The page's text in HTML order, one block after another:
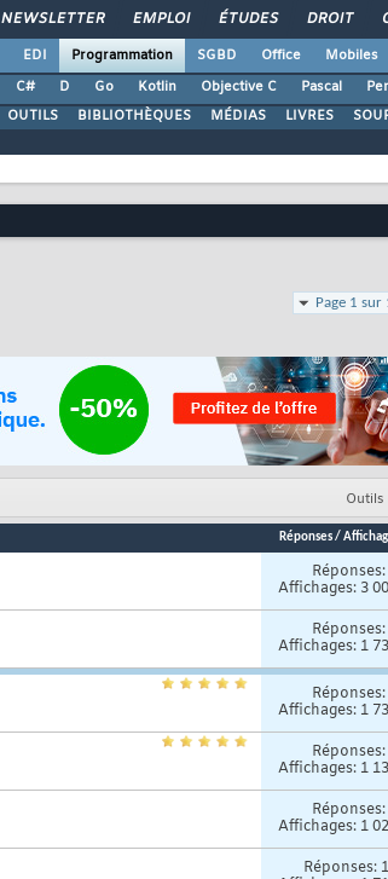
NEWSLETTER EMPLOI ÉTUDES DROIT
EDI Programmation SGBD Office Mobiles
C# D Go Kotlin Objective C Pascal
OUTILS BIBLIOTHÈQUES MÉDIAS LIVRES
Page 1 sur
Outils
Réponses/
Affichages: 3
Affichages: 1
Réponses:
Affichages: 1
Affichages: 1
Affichages: 1
Réponses: